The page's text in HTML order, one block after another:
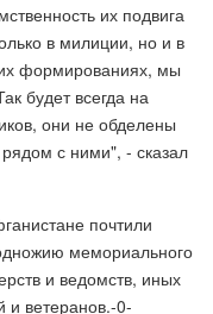
их подвига
в милиции, но и в
формированиях, мы
будет всегда на
они не обделены
с ними", - сказал
почтили
мемориального
и ведомств, иных
и ветеранов.-0-